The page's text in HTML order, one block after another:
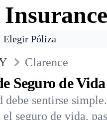
Elegir Póliza
Clarence
Seguro de
sentirse
seguro de vida,